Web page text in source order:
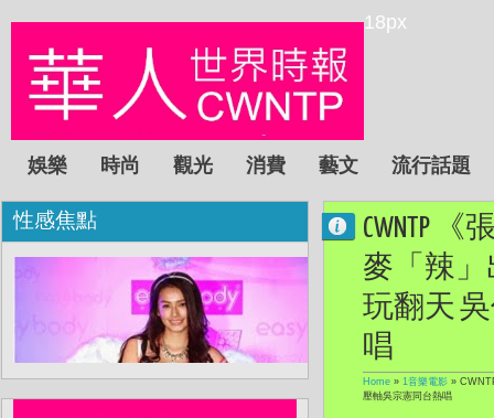
18px
娛樂 時尚 觀光 消費 藝文 流行話題
CWNTP
麥「辣
玩翻天
唱
Home » 1音樂電影 »
壓軸吳宗憲同台熱唱
性感焦點